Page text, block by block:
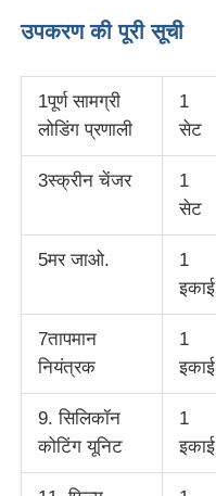
उपकरण की पूरी सूची
1पूर्ण सामग्री
लोडिंग प्रणाली
1
सेट
3स्क्रीन चेंजर
1
सेट
5मर जाओ.
1
इकाई
7तापमान
नियंत्रक
1
इकाई
9. सिलिकॉन
कोटिंग यूनिट
1
इकाई